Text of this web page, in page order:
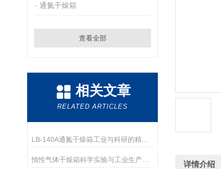
通氮干燥箱
查看全部
相关文章
RELATED ARTICLES
LB-140A通氮干燥箱工业与科研的精准“锁水”卫士
惰性气体干燥箱科学实验与工业生产的守护者
详情介绍